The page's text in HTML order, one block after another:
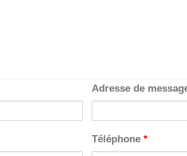
Adresse de
Téléphone *